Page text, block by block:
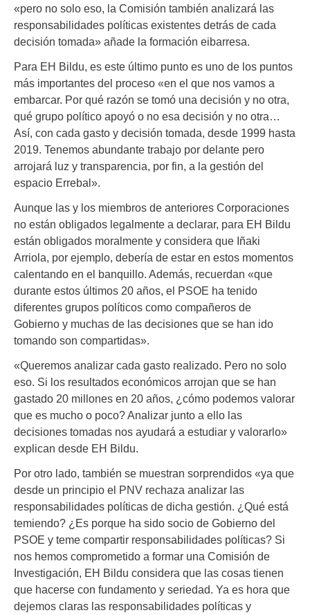
«pero no solo eso, la Comisión también analizará las
responsabilidades políticas existentes detrás de cada
decisión tomada» añade la formación eibarresa.
Para EH Bildu, es este último punto es uno de los puntos
más importantes del proceso «en el que nos vamos a
embarcar. Por qué razón se tomó una decisión y no otra,
qué grupo político apoyó o no esa decisión y no otra…
Así, con cada gasto y decisión tomada, desde 1999 hasta
2019. Tenemos abundante trabajo por delante pero
arrojará luz y transparencia, por fin, a la gestión del
espacio Errebal».
Aunque las y los miembros de anteriores Corporaciones
no están obligados legalmente a declarar, para EH Bildu
están obligados moralmente y considera que Iñaki
Arriola, por ejemplo, debería de estar en estos momentos
calentando en el banquillo. Además, recuerdan «que
durante estos últimos 20 años, el PSOE ha tenido
diferentes grupos políticos como compañeros de
Gobierno y muchas de las decisiones que se han ido
tomando son compartidas».
«Queremos analizar cada gasto realizado. Pero no solo
eso. Si los resultados económicos arrojan que se han
gastado 20 millones en 20 años, ¿cómo podemos valorar
que es mucho o poco? Analizar junto a ello las
decisiones tomadas nos ayudará a estudiar y valorarlo»
explican desde EH Bildu.
Por otro lado, también se muestran sorprendidos «ya que
desde un principio el PNV rechaza analizar las
responsabilidades políticas de dicha gestión. ¿Qué está
temiendo? ¿Es porque ha sido socio de Gobierno del
PSOE y teme compartir responsabilidades políticas? Si
nos hemos comprometido a formar una Comisión de
Investigación, EH Bildu considera que las cosas tienen
que hacerse con fundamento y seriedad. Ya es hora que
dejemos claras las responsabilidades políticas y